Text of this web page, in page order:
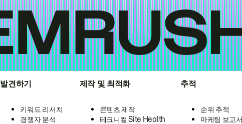
발견하기
키워드 리서치
경쟁자 분석
제작 및 최적화
콘텐츠 제작
테크니컬 Site Health
추적
순위 추적
마케팅 보고